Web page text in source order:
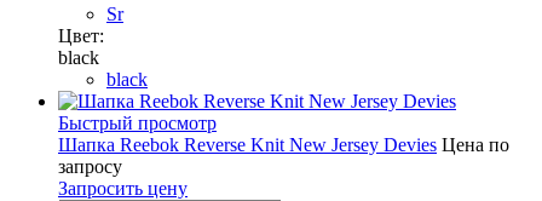
Sr
Цвет:
black
black
Быстрый просмотр
Шапка Reebok Reverse Knit New Jersey Devies Цена по
запросу
Запросить цену